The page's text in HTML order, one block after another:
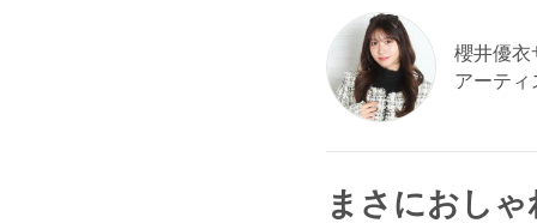
櫻井優衣
アーティ
まさにおし